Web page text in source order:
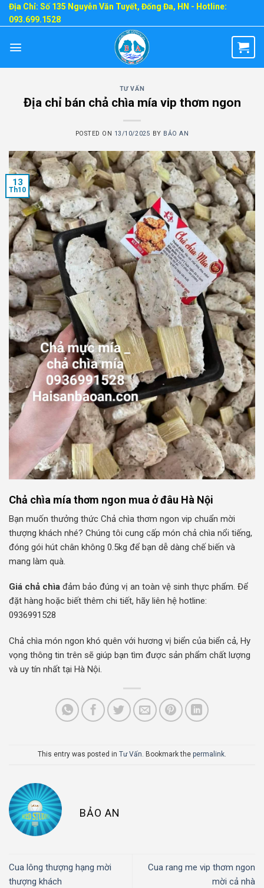
SkipĐịa Chỉ: Số 135 Nguyễn Văn Tuyết, Đống Đa, HN - Hotline:
093.699.1528
TƯ VẤN
Địa chỉ bán chả chìa mía vip thơm ngon
POSTED ON 13/10/2025 BY BẢO AN
13
Th10
Chả chìa mía thơm ngon mua ở đâu Hà Nội
Bạn muốn thưởng thức Chả chìa thơm ngon vip chuẩn mời
thượng khách nhé? Chúng tôi cung cấp món chả chìa nổi tiếng,
đóng gói hút chân không 0.5kg để bạn dễ dàng chế biến và
mang làm quà.
Giá chả chìa đảm bảo đúng vị an toàn vệ sinh thực phẩm. Để
đặt hàng hoặc biết thêm chi tiết, hãy liên hệ hotline:
0936991528
Chả chìa món ngon khó quên với hương vị biển của biển cả, Hy
vọng thông tin trên sẽ giúp bạn tìm được sản phẩm chất lượng
và uy tín nhất tại Hà Nội.
This entry was posted in Tư Vấn . Bookmark the permalink
BẢO AN
Cua lông thượng hạng mời
thượng khách
Cua rang me vip thơm ngon
mời cả nhà